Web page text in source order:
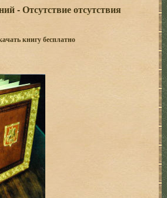
- Отсутствие отсутствия
книгу бесплатно